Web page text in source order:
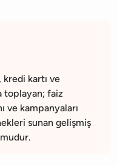
kredi kartı ve
toplayan; faiz
ve kampanyaları
sunan gelişmiş